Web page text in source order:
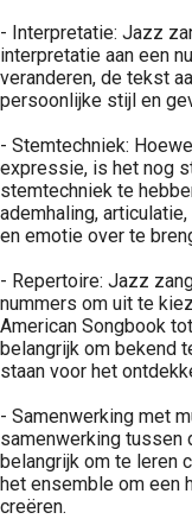
- Interpretatie: Jazz
interpretatie aan een
veranderen, de tekst
persoonlijke stijl en
- Stemtechniek:
expressie, is het nog
stemtechniek te
ademhaling,
en emotie over te
- Repertoire: Jazz
nummers om uit te
American Songbook
belangrijk om bekend
staan voor het
- Samenwerking met
samenwerking tussen
belangrijk om te leren
het ensemble om een
creëren.